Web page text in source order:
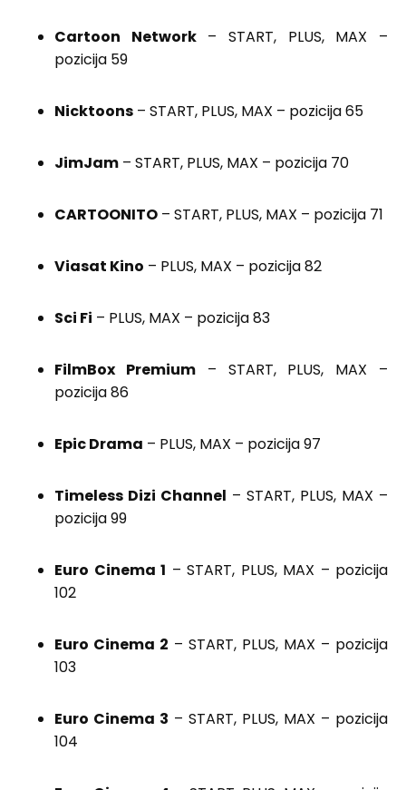
Cartoon Network– START, PLUS, MAX –
pozicija 59
Nicktoons – START, PLUS, MAX – pozicija 65
JimJam – START, PLUS, MAX – pozicija 70
CARTOONITO – START, PLUS, MAX – pozicija 71
Viasat Kino – PLUS, MAX – pozicija 82
Sci Fi – PLUS, MAX – pozicija 83
FilmBox Premium– START, PLUS, MAX –
pozicija 86
Epic Drama – PLUS, MAX – pozicija 97
Timeless Dizi Channel – START, PLUS, MAX –
pozicija 99
Euro Cinema 1 – START, PLUS, MAX – pozicija
102
Euro Cinema 2 – START, PLUS, MAX – pozicija
103
Euro Cinema 3 – START, PLUS, MAX – pozicija
104